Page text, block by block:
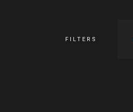
FILTERS